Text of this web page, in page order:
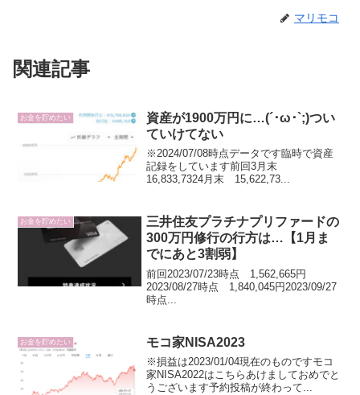
マリモコ
関連記事
お金を貯めたい
資産が1900万円に…(´･ω･`;)つい
ていけてない
※2024/07/08時点データです臨時で資産
記録をしています前回3月末
16,833,7324月末 15,622,73...
お金を貯めたい
三井住友プラチナプリファードの
300万円修行の行方は…【1月ま
でにあと3割弱】
前回2023/07/23時点 1,562,665円
2023/08/27時点 1,840,045円2023/09/27
時点...
お金を貯めたい モコ家NISA2023
※損益は2023/01/04現在のものですモコ
家NISA2022はこちらあけましておめでと
うございます予約投稿が終わって...